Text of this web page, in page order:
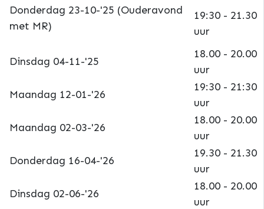
Donderdag 23-10-'25 (Ouderavond
met MR)
19:30 - 21.30
uur
Dinsdag 04-11-'25
18.00 - 20.00
uur
Maandag 12-01-'26
19:30 - 21:30
uur
Maandag 02-03-'26
18.00 - 20.00
uur
Donderdag 16-04-'26
19.30 - 21.30
uur
Dinsdag 02-06-'26
18.00 - 20.00
uur